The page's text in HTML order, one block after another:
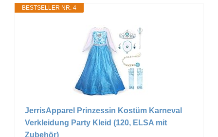
BESTSELLER NR. 4
JerrisApparel Prinzessin Kostüm Karneval
Verkleidung Party Kleid (120, ELSA mit
Zubehör)